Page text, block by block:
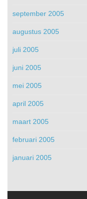
september 2005
augustus 2005
juli 2005
juni 2005
mei 2005
april 2005
maart 2005
februari 2005
januari 2005